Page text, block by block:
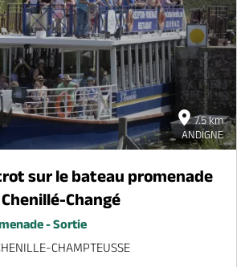
7.5 km
ANDIGNE
sur le bateau promenade
Changé
- Sortie
CHAMPTEUSSE